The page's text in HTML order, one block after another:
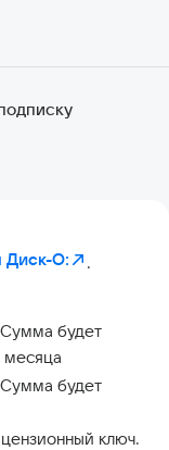
Диск-О:
.
будет
месяца
Сумма будет
ключ.